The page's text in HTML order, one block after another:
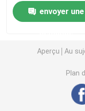
Machine de
Machine de
Mini Injection
efficace de pots de
fleurs envoyer une
Aperçu Au
Plan